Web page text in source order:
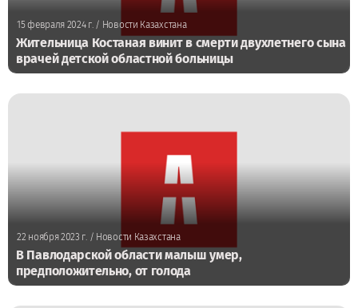
15 февраля 2024 г./ Новости Казахстана
Жительница Костаная винит в смерти двухлетнего сына
врачей детской областной больницы
22 ноября 2023 г./ Новости Казахстана
В Павлодарской области малыш умер,
предположительно, от голода